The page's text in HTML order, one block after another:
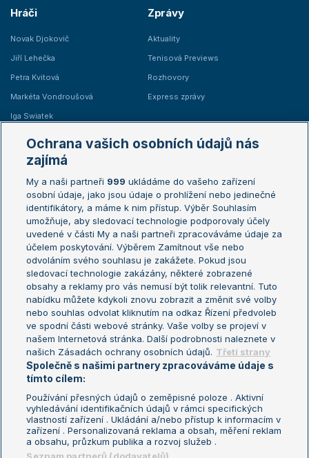
Hráči
Novak Djokovič
Jiří Lehečka
Petra Kvitová
Markéta Vondroušová
Iga Swiatek
Zprávy
Aktuality
Tenisová Previews
Rozhovory
Express zprávy
Žebříčky
Žebříček ATP (muži)
Žebříček WTA (ženy)
Sázkařský žebříček
Australian Open
French Open
Wimbledon
US Open
Turnaj mistrů
Turnaj mistryň
Aktualní trendy
Fotbalové přestupy
Livesport Daily
LS Prague Open
Podmínky užití
Nastavení soukromí
GDPR a žurnalistika
Reklama
Kontakt
Informace o zpracování osobních
Ochrana vašich osobních údajů nás
zajímá
My a naši partneři 999 ukládáme do vašeho zařízení
osobní údaje, jako jsou údaje o prohlížení nebo jedinečné
identifikátory, a máme k nim přístup. Výběr Souhlasím
umožňuje, aby sledovací technologie podporovaly účely
uvedené v části My a naši partneři zpracováváme údaje za
účelem poskytování. Výběrem Zamítnout vše nebo
odvoláním svého souhlasu je zakážete. Pokud jsou
sledovací technologie zakázány, některé zobrazené
obsahy a reklamy pro vás nemusí být tolik relevantní. Tuto
nabídku můžete kdykoli znovu zobrazit a změnit své volby
nebo souhlas odvolat kliknutím na odkaz Řízení předvoleb
ve spodní části webové stránky. Vaše volby se projeví v
našem Internetová stránka. Další podrobnosti naleznete v
našich Zásadách ochrany osobních údajů. Třetí strany
Společně s našimi partnery zpracováváme údaje s
tímto cílem:
Používání přesných údajů o zeměpisné poloze . Aktivní
vyhledávání identifikačních údajů v rámci specifických
vlastností zařízení . Ukládání a/nebo přístup k informacím v
zařízení . Personalizovaná reklama a obsah, měření reklam
a obsahu, průzkum publika a rozvoj služeb .